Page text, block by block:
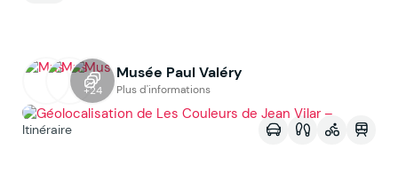
+24
Musée Paul Valéry
Plus d'informations
Voir sur la map
Itinéraire